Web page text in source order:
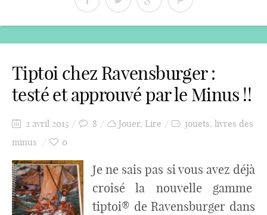
Tiptoi chez Ravensburger :
testé et approuvé par le Minus !!
2 avril 2015 8 Jouer, Lire jouets, livres des
minus
0
Je ne sais pas si vous avez déjà
croisé la nouvelle gamme
tiptoi® de Ravensburger dans